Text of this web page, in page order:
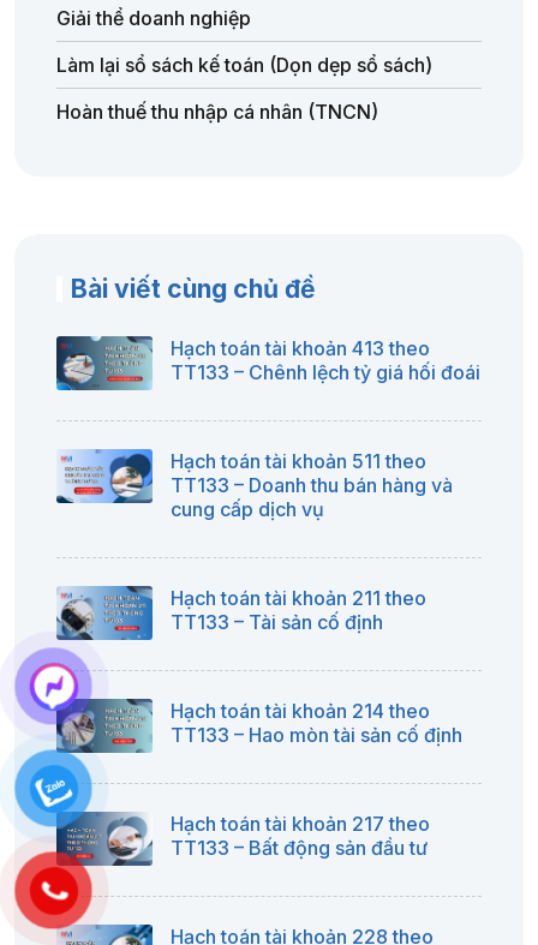
Giải thể doanh nghiệp
Làm lại sổ sách kế toán (Dọn dẹp sổ sách)
Hoàn thuế thu nhập cá nhân (TNCN)
Bài viết cùng chủ đề
Hạch toán tài khoản 413 theo
TT133 – Chênh lệch tỷ giá hối đoái
Hạch toán tài khoản 511 theo
TT133 – Doanh thu bán hàng và
cung cấp dịch vụ
Hạch toán tài khoản 211 theo
TT133 – Tài sản cố định
Hạch toán tài khoản 214 theo
TT133 – Hao mòn tài sản cố định
Hạch toán tài khoản 217 theo
TT133 – Bất động sản đầu tư
Hạch toán tài khoản 228 theo